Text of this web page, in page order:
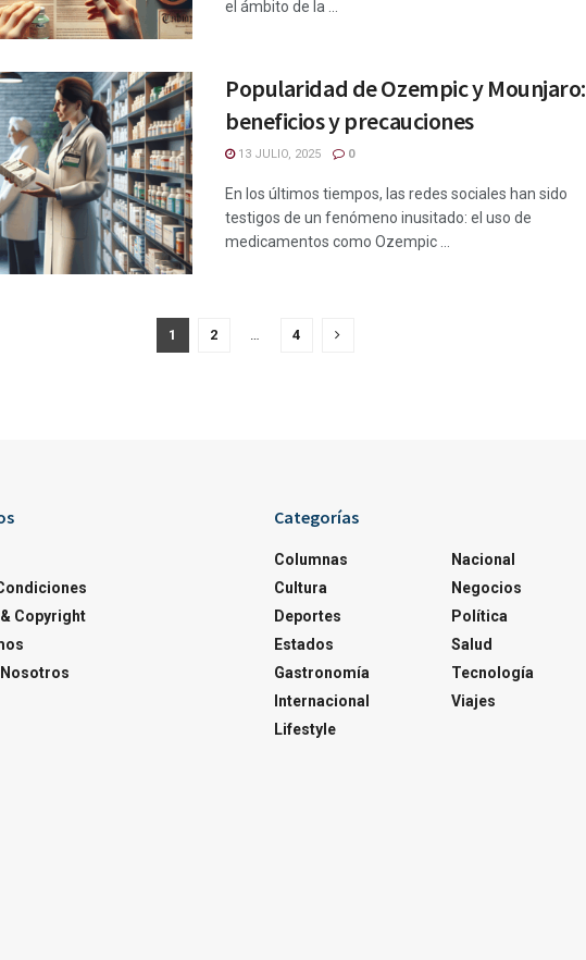
el ámbito de la ...
Popularidad de Ozempic y Mounjaro:
beneficios y precauciones
13 JULIO, 2025 0
En los últimos tiempos, las redes sociales han sido
testigos de un fenómeno inusitado: el uso de
medicamentos como Ozempic ...
1 2 … 4
Copyright
Categorías
Columnas
Cultura
Deportes
Estados
Gastronomía
Internacional
Lifestyle
Nacional
Negocios
Política
Salud
Tecnología
Viajes